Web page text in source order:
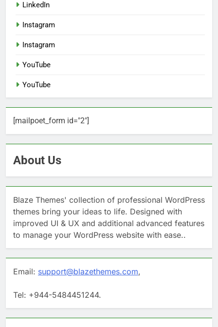
LinkedIn
Instagram
Instagram
YouTube
YouTube
[mailpoet_form id="2"]
About Us
Blaze Themes' collection of professional WordPress
themes bring your ideas to life. Designed with
improved UI & UX and additional advanced features
to manage your WordPress website with ease..
Email: support@blazethemes.com,
Tel: +944-5484451244.